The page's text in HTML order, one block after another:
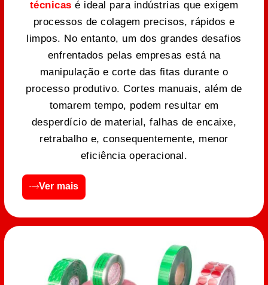
técnicas é ideal para indústrias que exigem
processos de colagem precisos, rápidos e
limpos. No entanto, um dos grandes desafios
enfrentados pelas empresas está na
manipulação e corte das fitas durante o
processo produtivo. Cortes manuais, além de
tomarem tempo, podem resultar em
desperdício de material, falhas de encaixe,
retrabalho e, consequentemente, menor
eficiência operacional.
Ver mais